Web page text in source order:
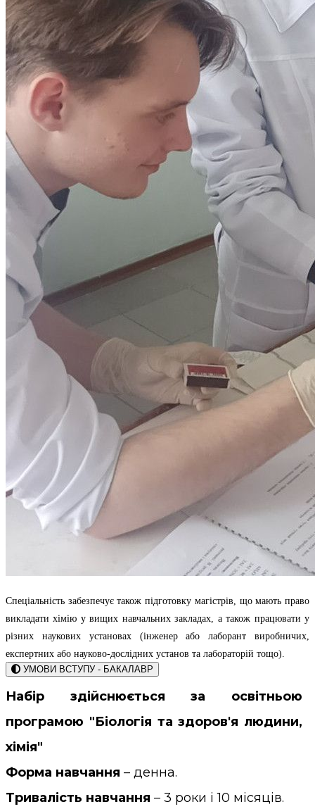
Спеціальність забезпечує також підготовку магістрів , що мають право
викладати хімію у вищих навчальних закладах , а також працювати у
різних наукових установах (інженер або лаборант виробничих,
експертних або науково-дослідних установ та лабораторій тощо).
УМОВИ ВСТУПУ - БАКАЛАВР
Набір здійснюється за освітньою
програмою "Біологія та здоров'я людини,
хімія"
Форма навчання – денна.
Тривалість навчання – 3 роки і 10 місяців.